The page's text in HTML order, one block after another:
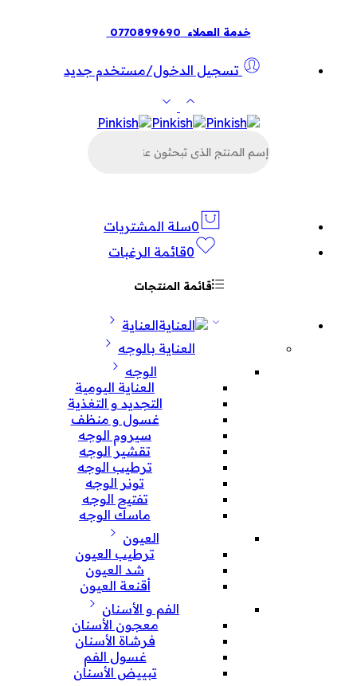
خدمة العملاء 0770899690
تسجيل الدخول/مستخدم جديد
عن
0سلة المشتريات
0قائمة الرغبات
قائمة المنتجات
العناية
العناية بالوجه
الوجه
العناية اليومية
التجديد و التغذية
غسول و منظف
سيروم الوجه
تقشير الوجه
ترطيب الوجه
تونر الوجه
تفتيح الوجه
ماسك الوجه
العيون
ترطيب العيون
شد العيون
أقنعة العيون
الفم و الأسنان
معجون الأسنان
فرشاة الأسنان
غسول الفم
تبييض الأسنان